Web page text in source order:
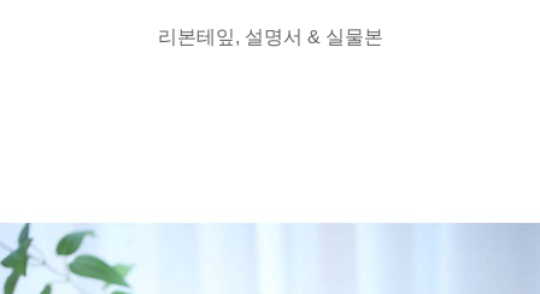
리본테잎, 설명서 & 실물본